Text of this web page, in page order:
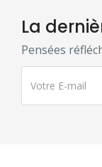
La
Pensées